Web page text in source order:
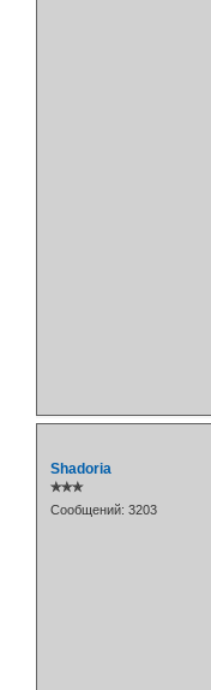
Shadoria
✯✯✯
Сообщений: 3203